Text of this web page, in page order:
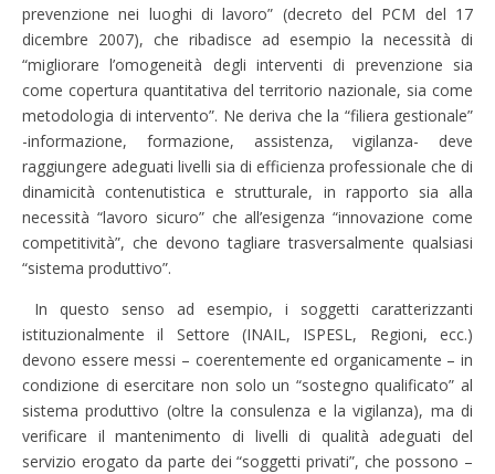
prevenzione nei luoghi di lavoro” (decreto del PCM del 17
dicembre 2007), che ribadisce ad esempio la necessità di
“migliorare l’omogeneità degli interventi di prevenzione sia
come copertura quantitativa del territorio nazionale, sia come
metodologia di intervento”. Ne deriva che la “filiera gestionale”
-informazione, formazione, assistenza, vigilanza- deve
raggiungere adeguati livelli sia di efficienza professionale che di
dinamicità contenutistica e strutturale, in rapporto sia alla
necessità “lavoro sicuro” che all’esigenza “innovazione come
competitività”, che devono tagliare trasversalmente qualsiasi
“sistema produttivo”.
In questo senso ad esempio, i soggetti caratterizzanti
istituzionalmente il Settore (INAIL, ISPESL, Regioni, ecc.)
devono essere messi – coerentemente ed organicamente – in
condizione di esercitare non solo un “sostegno qualificato” al
sistema produttivo (oltre la consulenza e la vigilanza), ma di
verificare il mantenimento di livelli di qualità adeguati del
servizio erogato da parte dei “soggetti privati”, che possono –